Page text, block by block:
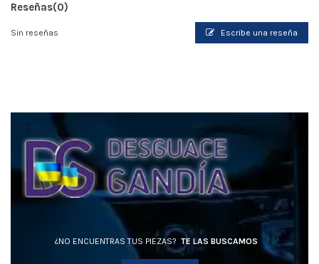
Reseñas(0)
Sin reseñas Escribe una reseña
¿NO ENCUENTRAS TUS PIEZAS? TE LAS BUSCAMOS